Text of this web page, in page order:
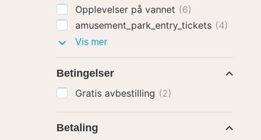
Opplevelser på vannet (6)
amusement_park_entry_tickets (4)
Vis merPakker
Betingelser
Gratis avbestilling (2)
Betaling